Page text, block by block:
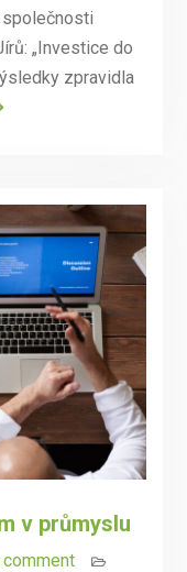
„Investice do
zpravidla
v průmyslu